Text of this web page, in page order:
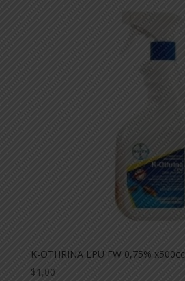
K-OTHRINA LPU FW 0,75% x500cc
$1,00